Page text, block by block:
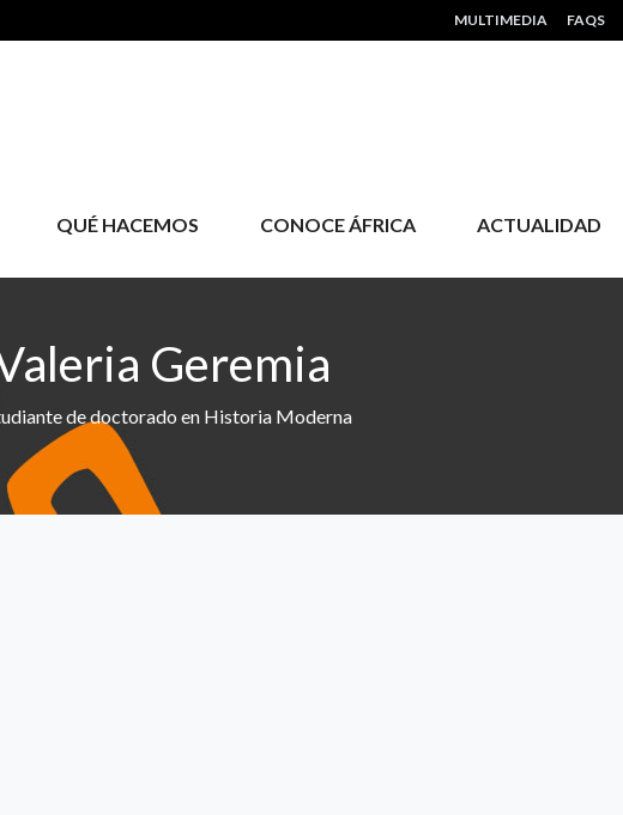
HEADER MENU
MULTIMEDIA FAQS
QUÉ HACEMOS CONOCE ÁFRICA ACTUALIDAD
Geremia
de doctorado en Historia Moderna